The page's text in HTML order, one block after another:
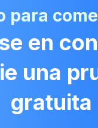
para
en
una
gratuita